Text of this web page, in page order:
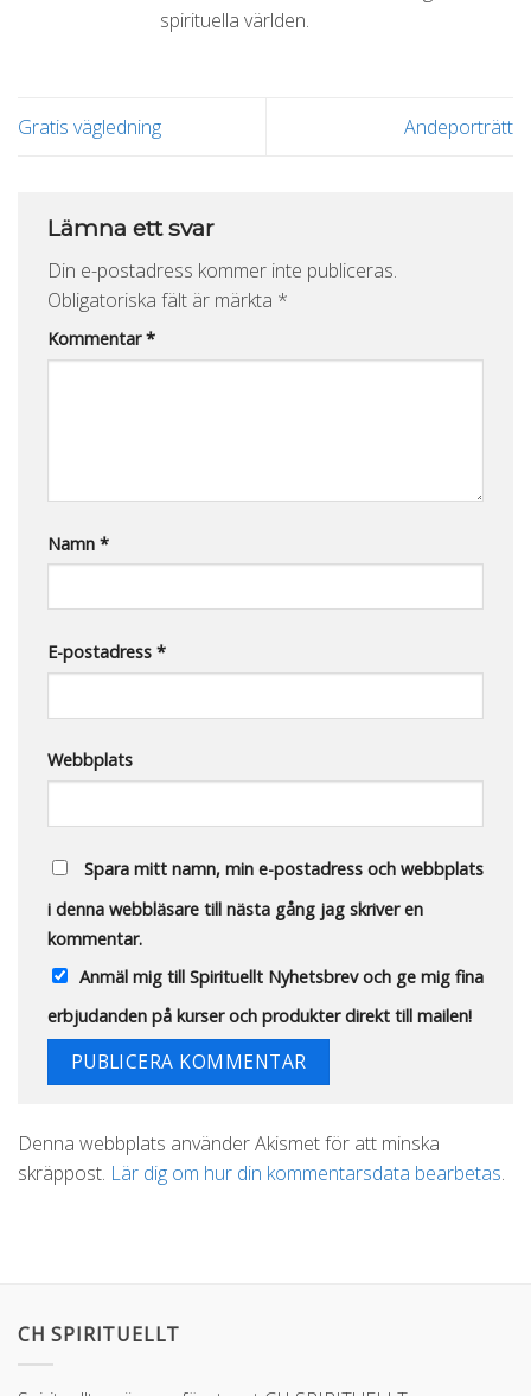
spirituella världen.
Gratis vägledning Andeporträtt
Lämna ett svar
Din e-postadress kommer inte publiceras.
Obligatoriska fält är märkta *
Kommentar*
Namn *
E-postadress *
Webbplats
Spara mitt namn, min e-postadress och webbplats
i denna webbläsare till nästa gång jag skriver en
kommentar.
Anmäl mig till Spirituellt Nyhetsbrev och ge mig fina
erbjudanden på kurser och produkter direkt till mailen!
Denna webbplats använder Akismet för att minska
skräppost. Lär dig om hur din kommentarsdata bearbetas.
CH SPIRITUELLT